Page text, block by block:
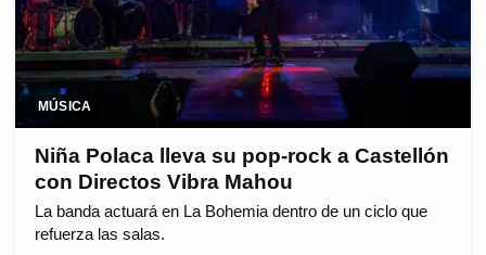
MÚSICA
Niña Polaca lleva su pop-rock a Castellón
con Directos Vibra Mahou
La banda actuará en La Bohemia dentro de un ciclo que
refuerza las salas.